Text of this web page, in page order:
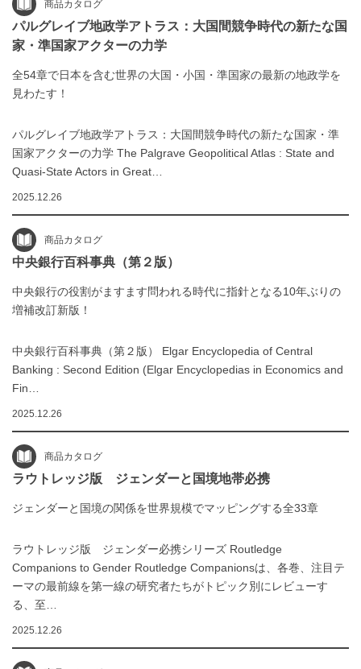
商品カタログ
パルグレイブ地政学アトラス：大国間競争時代の新たな国
家・準国家アクターの力学
全54章で日本を含む世界の大国・小国・準国家の最新の地政学を
見わたす！
パルグレイブ地政学アトラス：大国間競争時代の新たな国家・準
国家アクターの力学 The Palgrave Geopolitical Atlas : State and
Quasi-State Actors in Great…
2025.12.26
商品カタログ
中央銀行百科事典（第２版）
中央銀行の役割がますます問われる時代に指針となる10年ぶりの
増補改訂新版！
中央銀行百科事典（第２版） Elgar Encyclopedia of Central
Banking : Second Edition (Elgar Encyclopedias in Economics and
Fin…
2025.12.26
商品カタログ
ラウトレッジ版 ジェンダーと国境地帯必携
ジェンダーと国境の関係を世界規模でマッピングする全33章
ラウトレッジ版 ジェンダー必携シリーズ Routledge
Companions to Gender Routledge Companionsは、各巻、注目テ
ーマの最前線を第一線の研究者たちがトピック別にレビューす
る、至…
2025.12.26